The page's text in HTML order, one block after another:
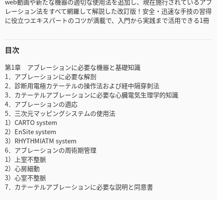
レーション法をすべて網羅して解説した改訂版！安全・迅速な手技の習得
に役立つエキスパートのコツが満載で、入門から実践まで活用できる1冊
目次
第1章 アブレーションに必要な機器と基礎知識
1．アブレーションに必要な解剖
2．診断用電極カテーテルの操作法および経中隔穿刺法
3．カテーテルアブレーションに必要な心臓電気生理学的知識
4．アブレーションの適応
5．三次元マッピングシステムの使用法
1）CARTO system
2）EnSite system
3）RHYTHMIATM system
6．アブレーションの周術期管理
1）上室不整脈
2）心房細動
3）心室不整脈
7．カテーテルアブレーションに必要な説明と同意書